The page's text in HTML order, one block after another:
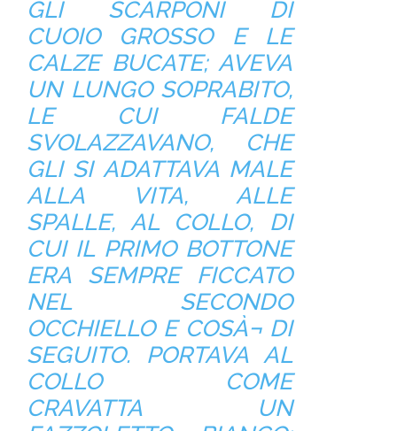
GLI SCARPONI DI
CUOIO GROSSO E LE
CALZE BUCATE; AVEVA
UN LUNGO SOPRABITO,
LE CUI FALDE
SVOLAZZAVANO, CHE
GLI SI ADATTAVA MALE
ALLA VITA, ALLE
SPALLE, AL COLLO, DI
CUI IL PRIMO BOTTONE
ERA SEMPRE FICCATO
NEL SECONDO
OCCHIELLO E COSÀ¬ DI
SEGUITO. PORTAVA AL
COLLO COME
CRAVATTA UN